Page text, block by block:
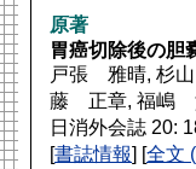
原著
胃癌切除後の胆
戸張 雅晴, 杉
藤 正章, 福嶋
日消外会誌 20:
[書誌情報] [全文 (